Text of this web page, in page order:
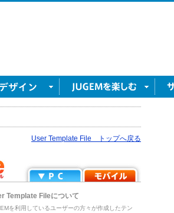
User Template File トップへ戻る
Template Fileについて
を利用しているユーザーの方々が作成したテン